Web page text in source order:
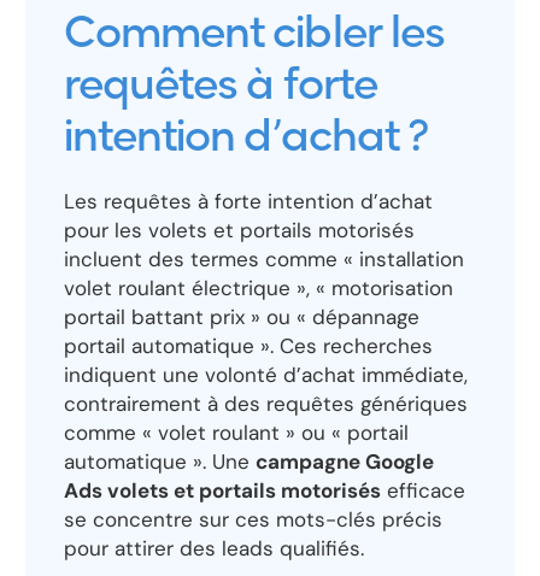
Comment cibler les
requêtes à forte
intention d’achat ?
Les requêtes à forte intention d’achat
pour les volets et portails motorisés
incluent des termes comme « installation
volet roulant électrique », « motorisation
portail battant prix » ou « dépannage
portail automatique ». Ces recherches
indiquent une volonté d’achat immédiate,
contrairement à des requêtes génériques
comme « volet roulant » ou « portail
automatique ». Une campagne Google
Ads volets et portails motorisés efficace
se concentre sur ces mots-clés précis
pour attirer des leads qualifiés.